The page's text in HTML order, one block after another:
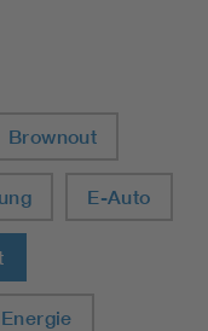
Brownout
E-Auto
Energie